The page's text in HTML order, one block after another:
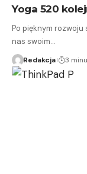
Yoga 520
Po pięknym rozwoju
nas swoim…
Redakcja 3